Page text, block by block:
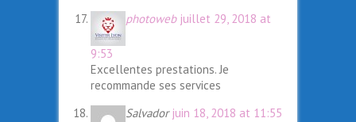
photoweb juillet 29, 2018 at
9:53
Excellentes prestations. Je
recommande ses services
Salvador juin 18, 2018 at 11:55